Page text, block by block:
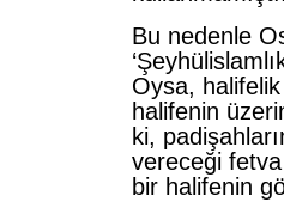
Bu nedenle
Oysa,
halifenin
ki,
vereceği
bir halifenin